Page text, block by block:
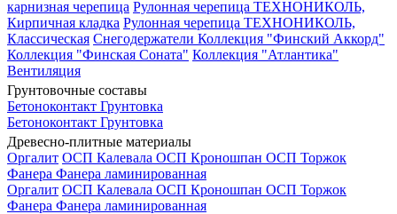
карнизная черепица Рулонная черепица ТЕХНОНИКОЛЬ,
Кирпичная кладка Рулонная черепица ТЕХНОНИКОЛЬ,
Классическая Снегодержатели Коллекция "Финский Аккорд"
Коллекция "Финская Соната" Коллекция "Атлантика"
Вентиляция
Грунтовочные составы
Бетоноконтакт Грунтовка
Бетоноконтакт Грунтовка
Древесно-плитные материалы
Оргалит ОСП Калевала ОСП Кроношпан ОСП Торжок
Фанера Фанера ламинированная
Оргалит ОСП Калевала ОСП Кроношпан ОСП Торжок
Фанера Фанера ламинированная